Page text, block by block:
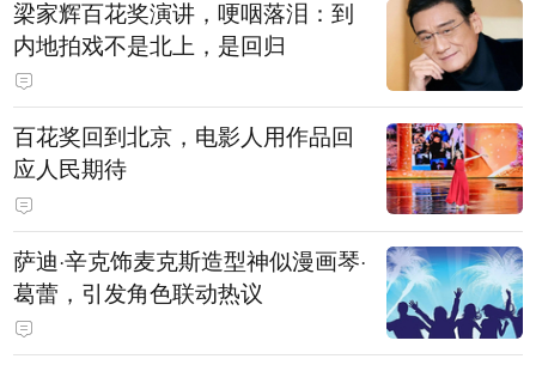
梁家辉百花奖演讲，哽咽落泪：到
内地拍戏不是北上，是回归
百花奖回到北京，电影人用作品回
应人民期待
萨迪·辛克饰麦克斯造型神似漫画琴·
葛蕾，引发角色联动热议